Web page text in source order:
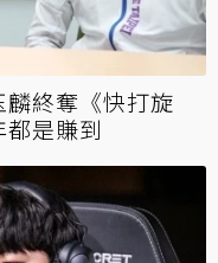
終奪《快打旋
是賺到